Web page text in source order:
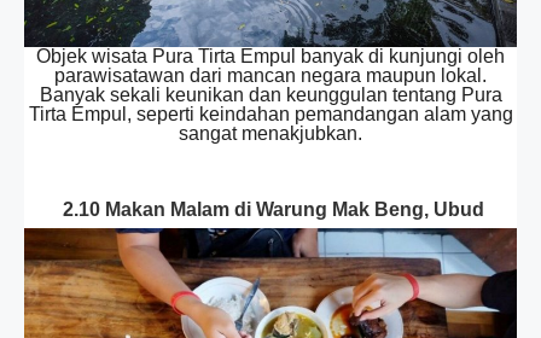
Objek wisata Pura Tirta Empul banyak di kunjungi oleh
parawisatawan dari mancan negara maupun lokal.
Banyak sekali keunikan dan keunggulan tentang Pura
Tirta Empul, seperti keindahan pemandangan alam yang
sangat menakjubkan.
2.10 Makan Malam di Warung Mak Beng, Ubud